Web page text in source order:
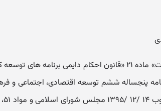
۱۴ «قانون برنامه پنجساله ششم توسعه اقتصادی،